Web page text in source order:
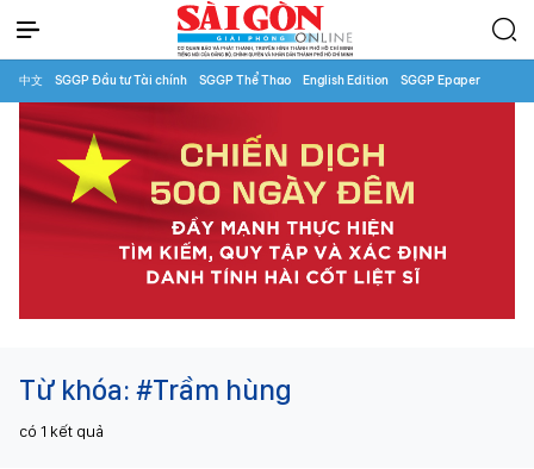
中文 SGGP Đầu tư Tài chính SGGP Thể Thao English Edition SGGP Epaper
Từ khóa: #Trầm hùng
có 1 kết quả